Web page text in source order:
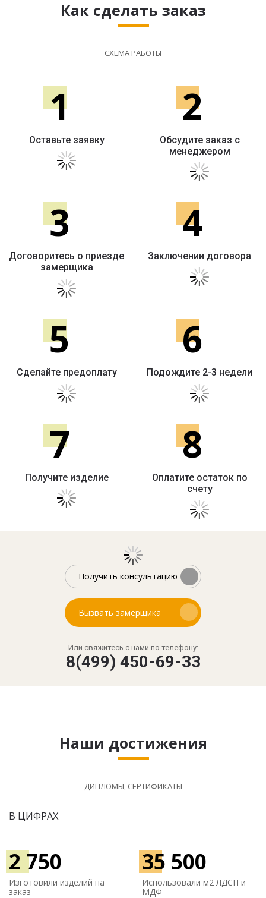
Как сделать заказ
СХЕМА РАБОТЫ
1
Оставьте заявку
2
Обсудите заказ с
менеджером
3
Договоритесь о приезде
замерщика
4
Заключении договора
5
Сделайте предоплату
6
Подождите 2-3 недели
7
Получите изделие
8
Оплатите остаток по
счету
Получить консультацию
Вызвать замерщика
Или свяжитесь с нами по телефону:
8(499) 450-69-33
Наши достижения
ДИПЛОМЫ, СЕРТИФИКАТЫ
В ЦИФРАХ
2 750
Изготовили изделий на
заказ
35 500
Использовали м2 ЛДСП и
МДФ